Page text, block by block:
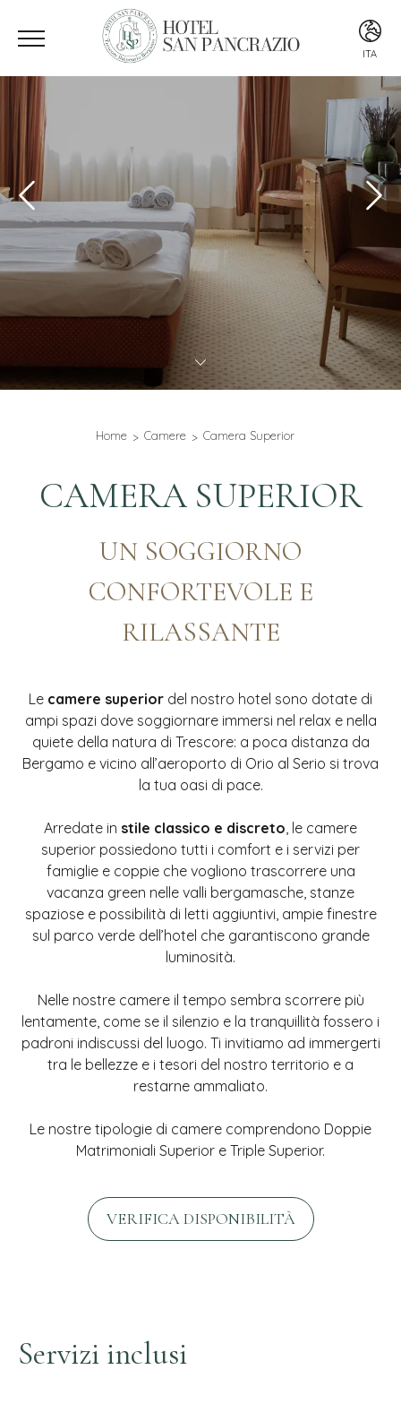
ITA
ENG
Home Camere Camera Superior
CAMERA SUPERIOR
UN SOGGIORNO
CONFORTEVOLE E
RILASSANTE
Le camere superior del nostro hotel sono dotate di
ampi spazi dove soggiornare immersi nel relax e nella
quiete della natura di Trescore: a poca distanza da
Bergamo e vicino all’aeroporto di Orio al Serio si trova
la tua oasi di pace.
Arredate in stile classico e discreto, le camere
superior possiedono tutti i comfort e i servizi per
famiglie e coppie che vogliono trascorrere una
vacanza green nelle valli bergamasche, stanze
spaziose e possibilità di letti aggiuntivi, ampie finestre
sul parco verde dell’hotel che garantiscono grande
luminosità.
Nelle nostre camere il tempo sembra scorrere più
lentamente, come se il silenzio e la tranquillità fossero i
padroni indiscussi del luogo. Ti invitiamo ad immergerti
tra le bellezze e i tesori del nostro territorio e a
restarne ammaliato.
Le nostre tipologie di camere comprendono Doppie
Matrimoniali Superior e Triple Superior.
VERIFICA DISPONIBILITÀ
Servizi inclusi